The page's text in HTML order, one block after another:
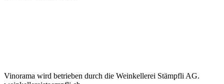
Vinorama wird betrieben durch die Weinkellerei Stämpfli AG.